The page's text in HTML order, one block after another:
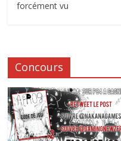
forcément vu
Concours